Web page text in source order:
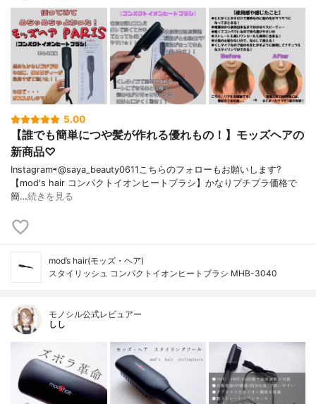
5.00
【誰でも簡単につや髪が作れる優れもの！】モッズヘアの
新商品♡
Instagram⇨@saya_beauty0611こちらのフォローもお願いします?
【mod's hair コンパクトイオンヒートブラシ】かなりプチプラ価格で
簡…続きを見る
mod’s hair(モッズ・ヘア)
スタイリッシュ コンパクトイオンヒートブラシ MHB-3040
モノシル公式レビュアー
しし